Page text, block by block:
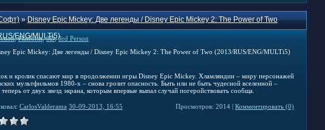
»Disney Epic Mickey: Две легенды / Disney Epic Mickey 2: The Power of Two
ENG/MULTi5)
,Platform,3D,3rd Person
и кролик спасают мир в продолжении игры Disney Epic Mickey. Хламляндии – миру персонажей
мультфильмов 1980-х – снова грозит опасность. Быть или не быть чудесной вселенной –
теперь от двух звезд экрана, которым впервые выпал случай погеройствовать сообща.
CarlosValderama 30-09-2013, 16:55 Просмотров: 2014 | Комментировать (0)